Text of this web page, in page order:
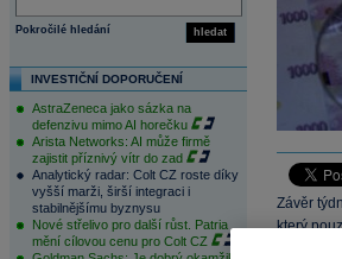
hledat
Pokročilé hledání
INVESTIČNÍ DOPORUČENÍ
AstraZeneca jako sázka na
defenzivu mimo AI horečku
Arista Networks: AI může firmě
zajistit příznivý vítr do zad
Analytický radar: Colt CZ roste díky
vyšší marži, širší integraci i
stabilnějšímu byznysu
Nové střelivo pro další růst. Patria
mění cílovou cenu pro Colt CZ
Závěr
který